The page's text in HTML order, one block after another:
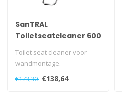
SanTRAL
Toiletseatcleaner 600
Toilet seat cleaner voor
wandmontage.
Met kunststof s..
€173,30 €138,64